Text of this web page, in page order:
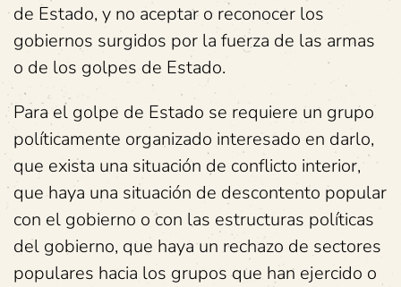
de Estado, y no aceptar o reconocer los
gobiernos surgidos por la fuerza de las armas
o de los golpes de Estado.
Para el golpe de Estado se requiere un grupo
políticamente organizado interesado en darlo,
que exista una situación de conflicto interior,
que haya una situación de descontento popular
con el gobierno o con las estructuras políticas
del gobierno, que haya un rechazo de sectores
populares hacia los grupos que han ejercido o